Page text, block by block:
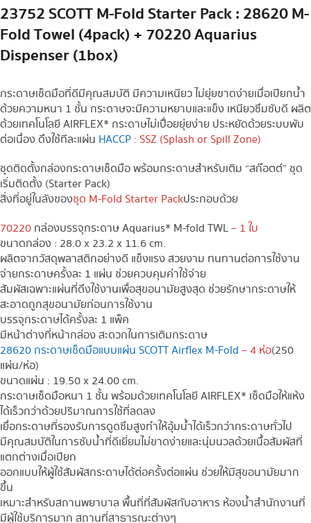
23752 SCOTT M-Fold Starter Pack : 28620 M-
Fold Towel (4pack) + 70220 Aquarius
Dispenser (1box)
กระดาษเช็ดมือที่ดีมีคุณสมบัติ มีความเหนียว ไม่ยุ่ยขาดง่ายเมื่อเปียกน้ำ
ด้วยความหนา 1 ชั้น กระดาษจะมีความหยาบและแข็ง เหนียวซึมซับดี ผลิต
ด้วยเทคโนโลยี AIRFLEX* กระดาษไม่เปื่อยยุ่ยง่าย ประหยัดด้วยระบบพับ
ต่อเนื่อง ดึงใช้ทีละแผ่น HACCP : SSZ (Splash or Spill Zone)
ชุดติดตั้งกล่องกระดาษเช็ดมือ พร้อมกระดาษสำหรับเติม “สก๊อตต์” ชุด
เริ่มติดตั้ง (Starter Pack)
สิ่งที่อยู่ในลังของชุด M-Fold Starter Packประกอบด้วย
70220 กล่องบรรจุกระดาษ Aquarius* M-fold TWL– 1 ใบ
ขนาดกล่อง : 28.0 x 23.2 x 11.6 cm.
ผลิตจากวัสดุพลาสติกอย่างดี แข็งแรง สวยงาม ทนทานต่อการใช้งาน
จ่ายกระดาษครั้งละ 1 แผ่น ช่วยควบคุมค่าใช้จ่าย
สัมผัสเฉพาะแผ่นที่ดึงใช้งานเพื่อสุขอนามัยสูงสุด ช่วยรักษากระดาษให้
สะอาดถูกสุขอนามัยก่อนการใช้งาน
บรรจุกระดาษได้ครั้งละ 1 แพ็ค
มีหน้าต่างที่หน้ากล่อง สะดวกในการเติมกระดาษ
28620 กระดาษเช็ดมือแบบแผ่น SCOTT Airflex M-Fold – 4 ห่อ(250
แผ่น/ห่อ)
ขนาดแผ่น : 19.50 x 24.00 cm.
กระดาษเช็ดมือหนา 1 ชั้น พร้อมด้วยเทคโนโลยี AIRFLEX* เช็ดมือให้แห้ง
ได้เร็วกว่าด้วยปริมาณการใช้ที่ลดลง
เยื่อกระดาษที่รองรับการดูดซึมสูงทำให้อุ้มน้ำได้เร็วกว่ากระดาษทั่วไป
มีคุณสมบัติในการซับน้ำที่ดีเยี่ยมไม่ขาดง่ายและนุ่มนวลด้วยเนื้อสัมผัสที่
แตกต่างเมื่อเปียก
ออกแบบให้ผู้ใช้สัมผัสกระดาษได้ต่อครั้งต่อแผ่น ช่วยให้มีสุขอนามัยมาก
ขึ้น
เหมาะสำหรับสถานพยาบาล พื้นที่ที่สัมผัสกับอาหาร ห้องน้ำสำนักงานที่
มีผู้ใช้บริการมาก สถานที่สาธารณะต่างๆ